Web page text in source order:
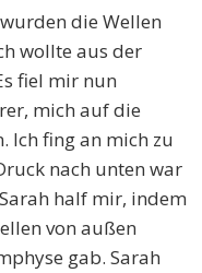
die Wellen
wollte aus der
fiel mir nun
mich auf die
Ich fing an mich zu
nach unten war
half mir, indem
von außen
gab. Sarah